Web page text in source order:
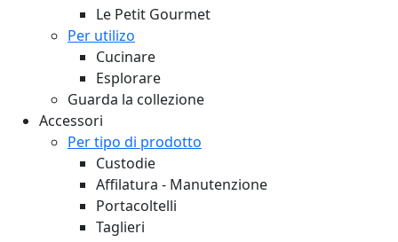
Le Petit Gourmet
Per utilizo
Cucinare
Esplorare
Guarda la collezione
Accessori
Per tipo di prodotto
Custodie
Affilatura - Manutenzione
Portacoltelli
Taglieri